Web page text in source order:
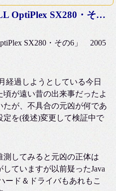
第二十話「ドツボのDELL OptiPlex SX280・その６」
SX280・その6」 2005
経過しようとしている今日
が遠い昔の出来事だったよ
たが、不具合の元凶が何であ
定を(後述)変更して検証中で
してみると元凶の正体は
していますが以前疑ったJava
ード＆ドライバもあれもこ